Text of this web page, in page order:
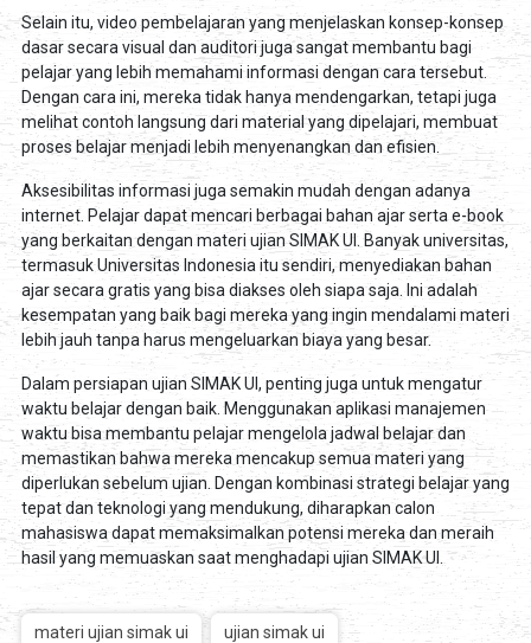
Selain itu, video pembelajaran yang menjelaskan konsep-konsep
dasar secara visual dan auditori juga sangat membantu bagi
pelajar yang lebih memahami informasi dengan cara tersebut.
Dengan cara ini, mereka tidak hanya mendengarkan, tetapi juga
melihat contoh langsung dari material yang dipelajari, membuat
proses belajar menjadi lebih menyenangkan dan efisien.
Aksesibilitas informasi juga semakin mudah dengan adanya
internet. Pelajar dapat mencari berbagai bahan ajar serta e-book
yang berkaitan dengan materi ujian SIMAK UI. Banyak universitas,
termasuk Universitas Indonesia itu sendiri, menyediakan bahan
ajar secara gratis yang bisa diakses oleh siapa saja. Ini adalah
kesempatan yang baik bagi mereka yang ingin mendalami materi
lebih jauh tanpa harus mengeluarkan biaya yang besar.
Dalam persiapan ujian SIMAK UI, penting juga untuk mengatur
waktu belajar dengan baik. Menggunakan aplikasi manajemen
waktu bisa membantu pelajar mengelola jadwal belajar dan
memastikan bahwa mereka mencakup semua materi yang
diperlukan sebelum ujian. Dengan kombinasi strategi belajar yang
tepat dan teknologi yang mendukung, diharapkan calon
mahasiswa dapat memaksimalkan potensi mereka dan meraih
hasil yang memuaskan saat menghadapi ujian SIMAK UI.
materi ujian simak ui ujian simak ui